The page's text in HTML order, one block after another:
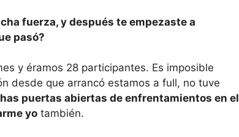
fuerza, y después te empezaste a
pasó?
y éramos 28 participantes. Es imposible
desde que arrancó estamos a full, no tuve
puertas abiertas de enfrentamientos en el
yo también.